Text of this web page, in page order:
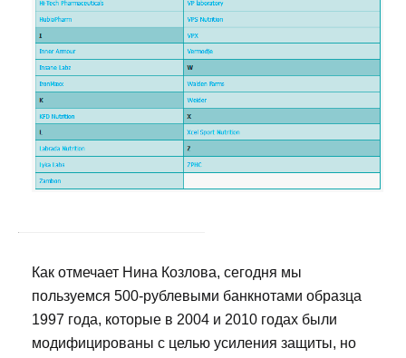
Как отмечает Нина Козлова, сегодня мы
пользуемся 500-рублевыми банкнотами образца
1997 года, которые в 2004 и 2010 годах были
модифицированы с целью усиления защиты, но